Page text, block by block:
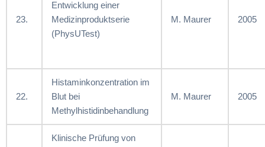
23.
Entwicklung einer
Medizinproduktserie
(PhysUTest)
M. Maurer 2005
22.
Histaminkonzentration im
Blut bei
Methylhistidinbehandlung
M. Maurer 2005
Klinische Prüfung von